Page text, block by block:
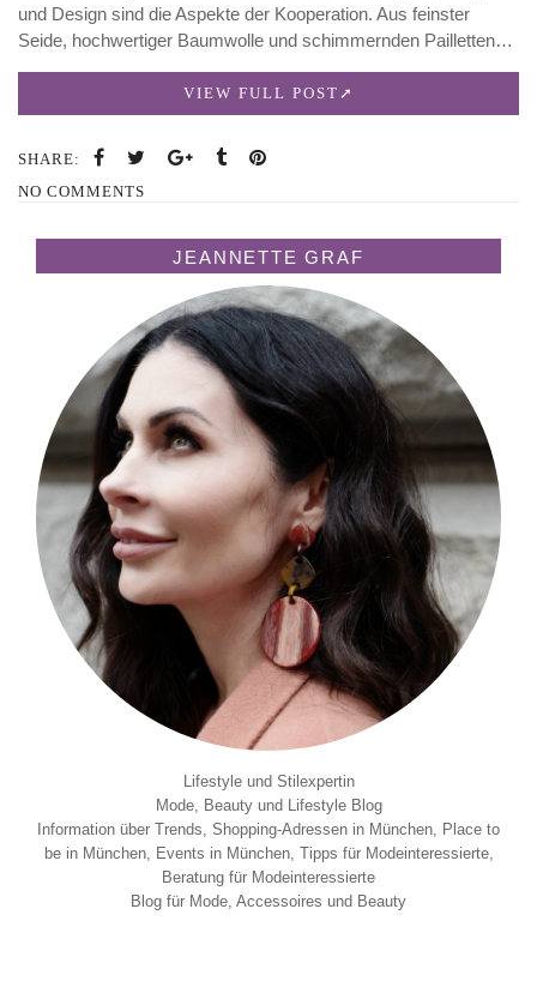
und Design sind die Aspekte der Kooperation. Aus feinster
Seide, hochwertiger Baumwolle und schimmernden Pailletten…
VIEW FULL POST
SHARE:
NO COMMENTS
JEANNETTE GRAF
Lifestyle und Stilexpertin
Mode, Beauty und Lifestyle Blog
Information über Trends, Shopping-Adressen in München, Place to
be in München, Events in München, Tipps für Modeinteressierte,
Beratung für Modeinteressierte
Blog für Mode, Accessoires und Beauty